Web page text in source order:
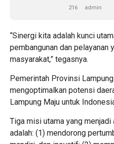
216 admin
“Sinergi kita adalah kunci
pembangunan dan pelayanan
masyarakat,” tegasnya.
Pemerintah Provinsi
mengoptimalkan potensi
Lampung Maju untuk
Tiga misi utama yang
adalah: (1) mendorong